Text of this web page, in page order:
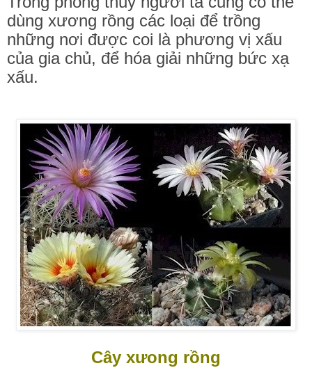
dùng xương rồng các loại để trồng
những nơi được coi là phương vị xấu
của gia chủ, để hóa giải những bức xạ
xấu.
Cây xưong rồng